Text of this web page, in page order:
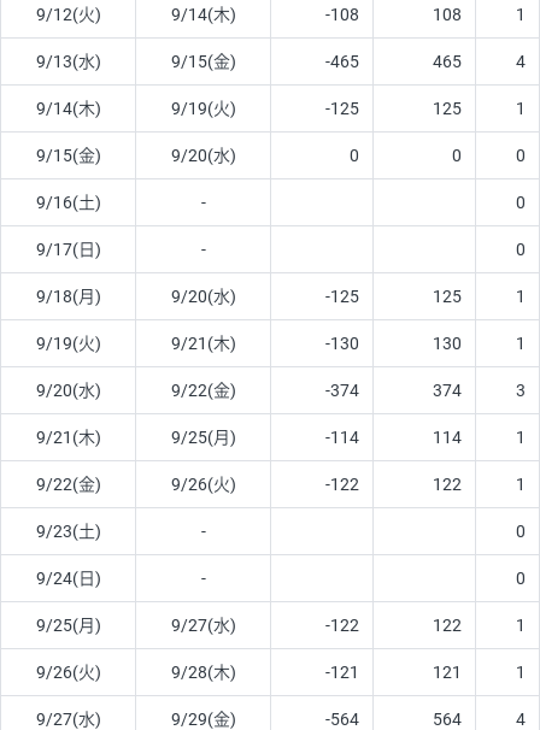
9/12(火) 9/14(木) -108 108 1
9/13(水) 9/15(金) -465 465 4
9/14(木) 9/19(火) -125 125 1
9/15(金) 9/20(水) 0 0 0
9/16(土) - 0
9/17(日) - 0
9/18(月) 9/20(水) -125 125 1
9/19(火) 9/21(木) -130 130 1
9/20(水) 9/22(金) -374 374 3
9/21(木) 9/25(月) -114 114 1
9/22(金) 9/26(火) -122 122 1
9/23(土) - 0
9/24(日) - 0
9/25(月) 9/27(水) -122 122 1
9/26(火) 9/28(木) -121 121 1
9/27(水) 9/29(金) -564 564 4